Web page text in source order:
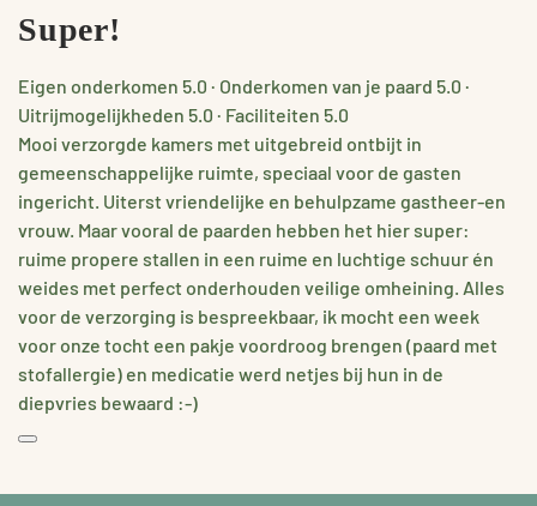
Super!
Eigen onderkomen 5.0 · Onderkomen van je paard 5.0 ·
Uitrijmogelijkheden 5.0 · Faciliteiten 5.0
Mooi verzorgde kamers met uitgebreid ontbijt in
gemeenschappelijke ruimte, speciaal voor de gasten
ingericht. Uiterst vriendelijke en behulpzame gastheer-en
vrouw. Maar vooral de paarden hebben het hier super:
ruime propere stallen in een ruime en luchtige schuur én
weides met perfect onderhouden veilige omheining. Alles
voor de verzorging is bespreekbaar, ik mocht een week
voor onze tocht een pakje voordroog brengen (paard met
stofallergie) en medicatie werd netjes bij hun in de
diepvries bewaard :-)